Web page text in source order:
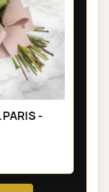
PARIS -